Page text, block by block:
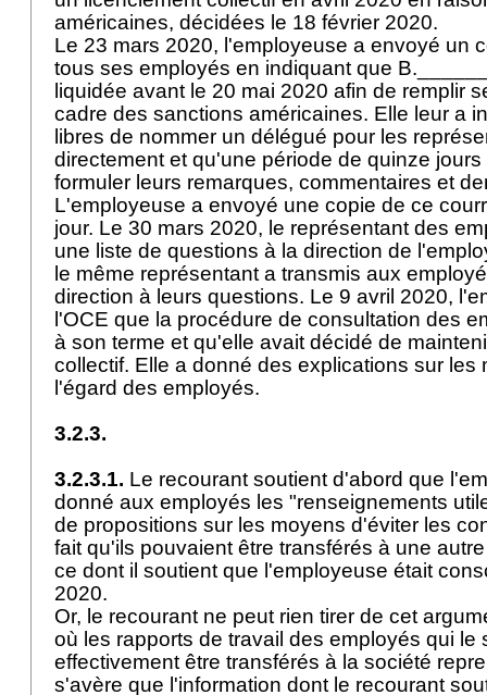
américaines, décidées le 18 février 2020.
Le 23 mars 2020, l'employeuse a envoyé un
tous ses employés en indiquant que
liquidée avant le 20 mai 2020 afin de remplir
cadre des sanctions américaines. Elle leur a
libres de nommer un délégué pour les
directement et qu'une période de quinze
formuler leurs remarques, commentaires et
L'employeuse a envoyé une copie de ce
jour. Le 30 mars 2020, le représentant des
une liste de questions à la direction de
le même représentant a transmis aux
direction à leurs questions. Le 9 avril 2020,
l'OCE que la procédure de consultation des
à son terme et qu'elle avait décidé de
collectif. Elle a donné des explications sur les
l'égard des employés.
3.2.3.
3.2.3.1. Le recourant soutient d'abord que
donné aux employés les "renseignements
de propositions sur les moyens d'éviter les
fait qu'ils pouvaient être transférés à une
ce dont il soutient que l'employeuse était
2020.
Or, le recourant ne peut rien tirer de cet
où les rapports de travail des employés qui le
effectivement être transférés à la société
s'avère que l'information dont le recourant